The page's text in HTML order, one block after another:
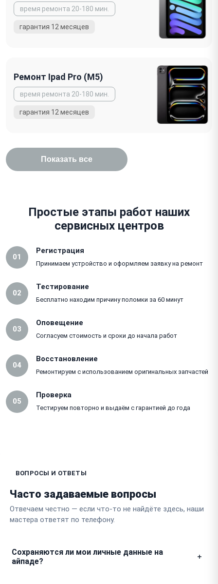
Ремонт Ipad Pro (M5)
Показать все
Простые этапы работ наших
сервисных центров
01
Регистрация
Принимаем устройство и оформляем заявку на ремонт
02
Тестирование
Бесплатно находим причину поломки за 60 минут
03
Оповещение
Согласуем стоимость и сроки до начала работ
04
Восстановление
Ремонтируем с использованием оригинальных запчастей
05
Проверка
Тестируем повторно и выдаём с гарантией до года
ВОПРОСЫ И ОТВЕТЫ
Часто задаваемые вопросы
Отвечаем честно — если что-то не найдёте здесь, наши
мастера ответят по телефону.
Сохраняются ли мои личные данные на
айпаде?